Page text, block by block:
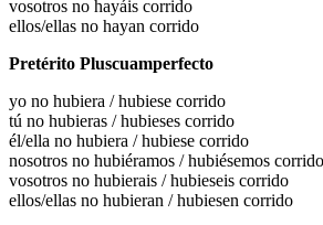
vosotros no hayáis corrido
ellos/ellas no hayan corrido
Pretérito Pluscuamperfecto
yo no hubiera / hubiese corrido
tú no hubieras / hubieses corrido
él/ella no hubiera / hubiese corrido
nosotros no hubiéramos / hubiésemos corrido
vosotros no hubierais / hubieseis corrido
ellos/ellas no hubieran / hubiesen corrido